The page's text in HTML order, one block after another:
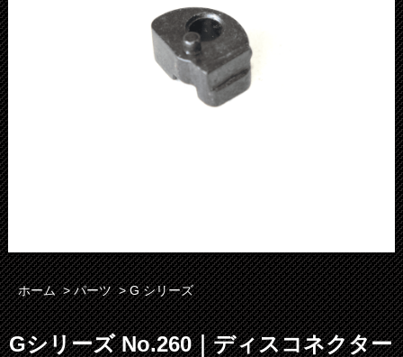
ホーム >パーツ >G シリーズ
Gシリーズ No.260｜ディスコネクター